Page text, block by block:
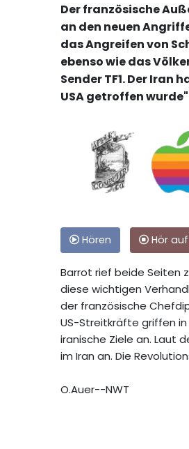
Der französische
an den neuen
das Angreifen von
ebenso wie das
Sender TF1. Der
USA getroffen
Hören Hör
Barrot rief beide Seiten
diese wichtigen
der französische
US-Streitkräfte griffen
iranische Ziele an. Laut
im Iran an. Die
O.Auer--NWT